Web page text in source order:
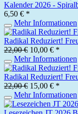
Kalender 2026 -
6,50 € *
Mehr Informationen
Radikal Reduziert!
22,00 € 10,00 € *
Mehr Informationen
Radikal Reduziert!
22,00 € 15,00 € *
Mehr Informationen